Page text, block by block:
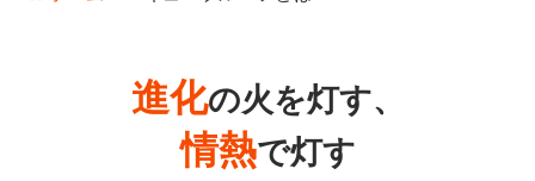
進化の火を灯す、
情熱で灯す